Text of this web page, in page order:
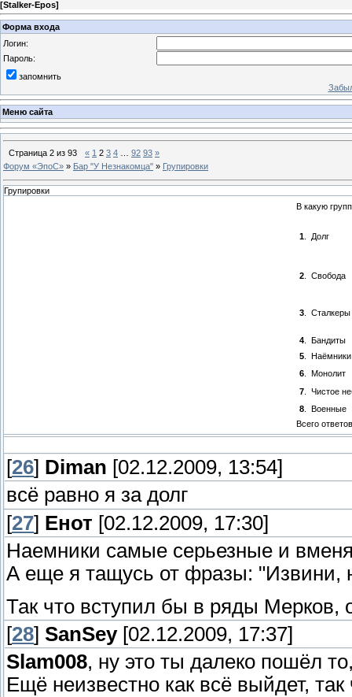
[Stalker-Epos]
Форма входа
Логин:
Пароль:
запомнить
Меню сайта
Страница 2 из 93 « 1 2 3 4 92 93 »
Форум «ЭпоС» » Бар "У Незнакомца" » Групировки
Групировки
В какую
1. Долг
2. Свобода
3. Сталкеры
4.
Бандиты
5.
Наёмники
6.
Монолит
7.
Чистое
8.
Военные
Всего
[26] Diman [02.12.2009, 13:54]
всё равно я за долг
[27] Енот [02.12.2009, 17:30]
Наемники самые серьезные и
А еще я тащусь от фразы: "Извини,
Так что вступил бы в ряды Мерков,
[28] SanSey[02.12.2009, 17:37]
Slam008, ну это ты далеко пошёл
Ещё неизвестно как всё выйдет,